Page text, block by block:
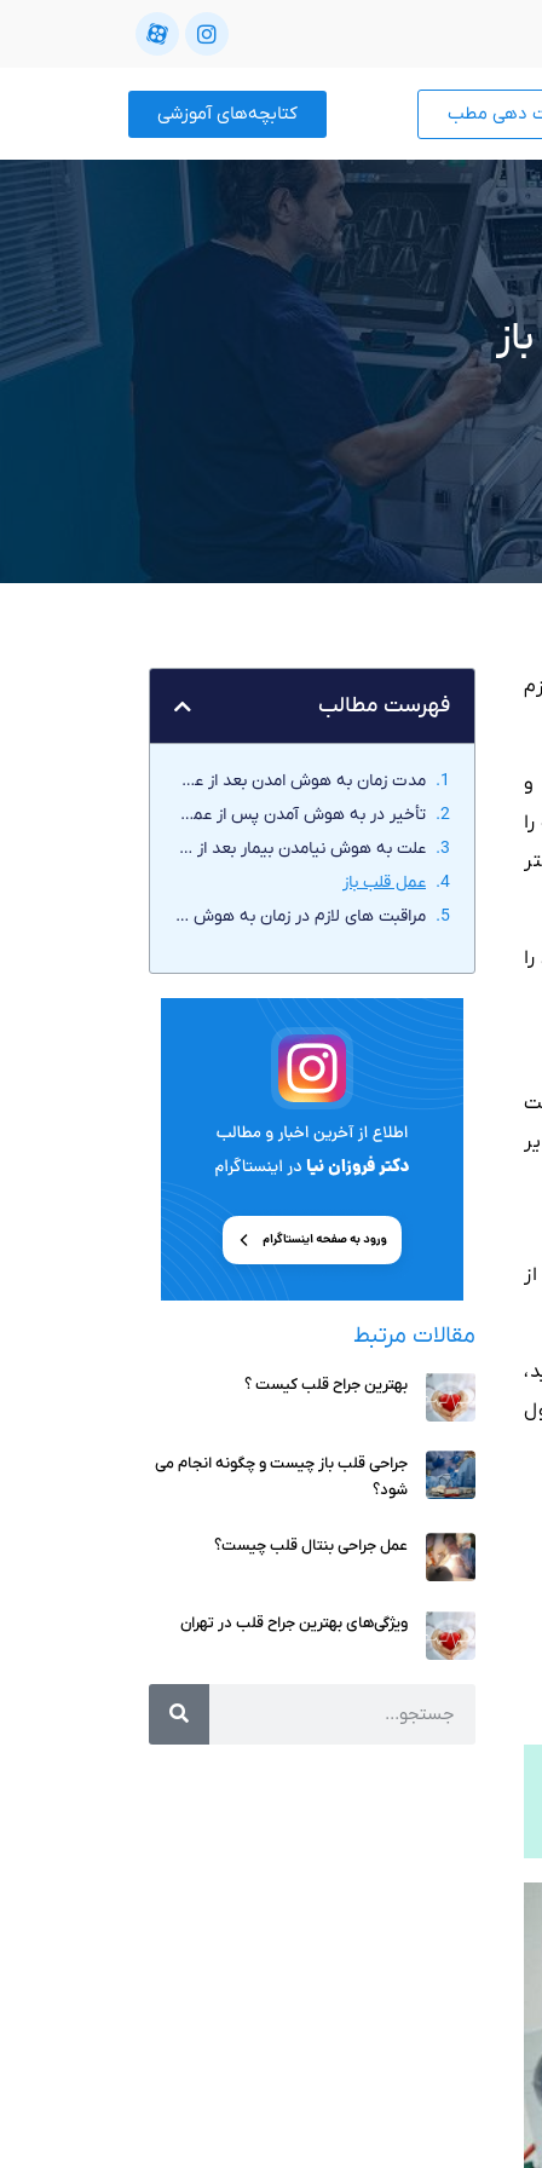
دهی مطب کتابچه‌های آموزشی
و
فهرست مطالب
مدت زمان به هوش امدن بعد از عمل قلب باز
تأخیر در به هوش آمدن پس از عمل جراحی قلب
علت به هوش نیامدن بیمار بعد از عمل
عمل قلب باز
مراقبت های لازم در زمان به هوش نیامدن بیمار
مقالات مرتبط
بهترین جراح قلب کیست ؟
جراحی قلب باز چیست و چگونه انجام می
شود؟
عمل جراحی بنتال قلب چیست؟
ویژگی‌های بهترین جراح قلب در تهران